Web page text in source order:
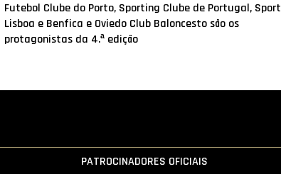
Futebol Clube do Porto, Sporting Clube de Portugal, Sport
Lisboa e Benfica e Oviedo Club Baloncesto são os
protagonistas da 4.ª edição
PATROCINADORES OFICIAIS